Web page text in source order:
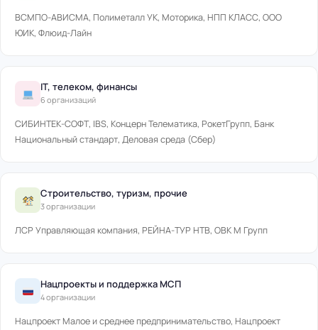
ВСМПО-АВИСМА, Полиметалл УК, Моторика, НПП КЛАСС, ООО
ЮИК, Флюид-Лайн
IT, телеком, финансы
6 организаций
СИБИНТЕК-СОФТ, IBS, Концерн Телематика, РокетГрупп, Банк
Национальный стандарт, Деловая среда (Сбер)
Строительство, туризм, прочие
3 организации
ЛСР Управляющая компания, РЕЙНА-ТУР НТВ, ОВК М Групп
Нацпроекты и поддержка МСП
4 организации
Нацпроект Малое и среднее предпринимательство, Нацпроект